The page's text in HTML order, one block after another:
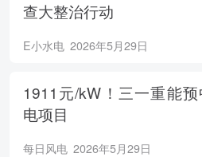
查大整治行动
E小水电 2026年5月29日
1911元/kW！三一重能
电项目
每日风电 2026年5月29日